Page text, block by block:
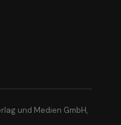
und Medien GmbH,